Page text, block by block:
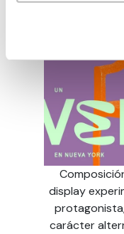
display
carácter